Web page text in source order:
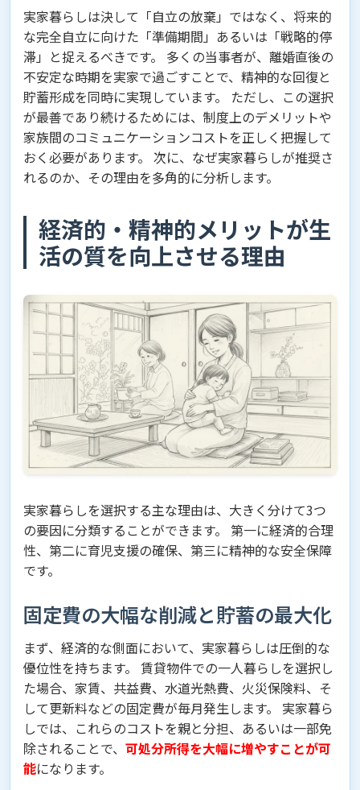
実家暮らしは決して「自立の放棄」ではなく、将来的
な完全自立に向けた「準備期間」あるいは「戦略的停
滞」と捉えるべきです。 多くの当事者が、離婚直後の
不安定な時期を実家で過ごすことで、精神的な回復と
貯蓄形成を同時に実現しています。 ただし、この選択
が最善であり続けるためには、制度上のデメリットや
家族間のコミュニケーションコストを正しく把握して
おく必要があります。 次に、なぜ実家暮らしが推奨さ
れるのか、その理由を多角的に分析します。
経済的・精神的メリットが生
活の質を向上させる理由
実家暮らしを選択する主な理由は、大きく分けて3つ
の要因に分類することができます。 第一に経済的合理
性、第二に育児支援の確保、第三に精神的な安全保障
です。
固定費の大幅な削減と貯蓄の最大化
まず、経済的な側面において、実家暮らしは圧倒的な
優位性を持ちます。 賃貸物件での一人暮らしを選択し
た場合、家賃、共益費、水道光熱費、火災保険料、そ
して更新料などの固定費が毎月発生します。 実家暮ら
しでは、これらのコストを親と分担、あるいは一部免
除されることで、 可処分所得を大幅に増やすことが可
能になります。